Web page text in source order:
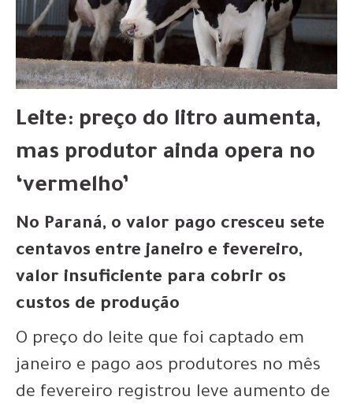
Leite: preço do litro aumenta,
mas produtor ainda opera no
‘vermelho’
No Paraná, o valor pago cresceu sete
centavos entre janeiro e fevereiro,
valor insuficiente para cobrir os
custos de produção
O preço do leite que foi captado em
janeiro e pago aos produtores no mês
de fevereiro registrou leve aumento de